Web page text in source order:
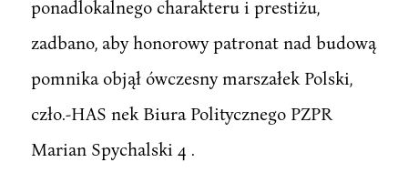
ponadlokalnego charakteru i prestiżu,
zadbano, aby honorowy patronat nad budową
pomnika objął ówczesny marszałek Polski,
czło.-HAS nek Biura Politycznego PZPR
Marian Spychalski 4 .